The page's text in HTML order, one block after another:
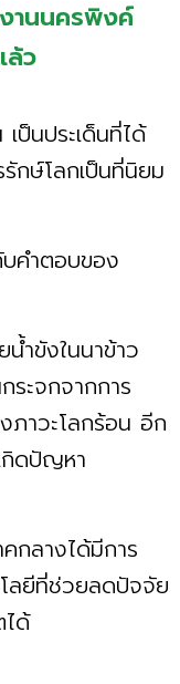
านนครพิงค์
ล้ว
ป็นประเด็นที่ได้
กษ์โลกเป็นที่นิยม
คำตอบของ
ำขังในนาข้าว
ระจกจากการ
ภาวะโลกร้อน อีก
กิดปัญหา
กลางได้มีการ
ลยีที่ช่วยลดปัจจัย
ด้